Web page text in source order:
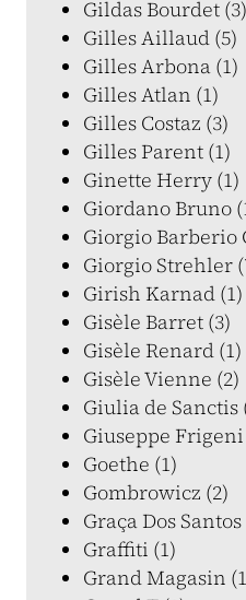
Gildas Bourdet (3)
Gilles Aillaud (5)
Gilles Arbona (1)
Gilles Atlan (1)
Gilles Costaz (3)
Gilles Parent (1)
Ginette Herry (1)
Giordano Bruno
Giorgio Barberio
Giorgio Strehler
Girish Karnad (1)
Gisèle Barret (3)
Gisèle Renard (1)
Gisèle Vienne (2)
Giulia de Sanctis
Giuseppe Frigeni
Goethe (1)
Gombrowicz (2)
Graça Dos Santos
Graffiti (1)
Grand Magasin